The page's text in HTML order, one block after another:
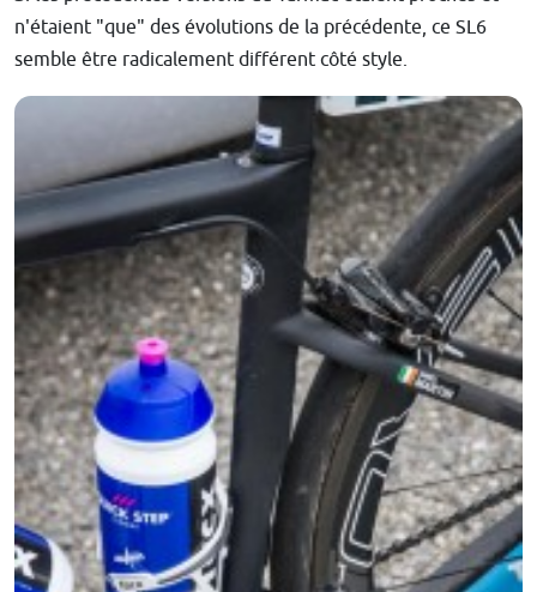
n'étaient "que" des évolutions de la précédente, ce SL6
semble être radicalement différent côté style.